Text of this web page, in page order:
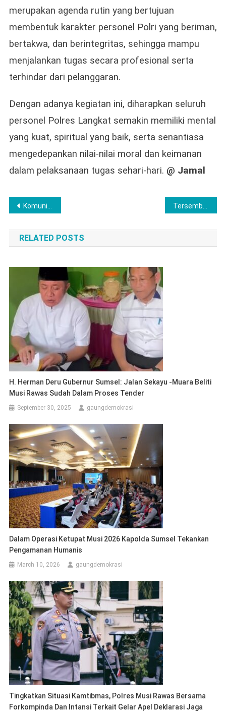
merupakan agenda rutin yang bertujuan
membentuk karakter personel Polri yang beriman,
bertakwa, dan berintegritas, sehingga mampu
menjalankan tugas secara profesional serta
terhindar dari pelanggaran.
Dengan adanya kegiatan ini, diharapkan seluruh
personel Polres Langkat semakin memiliki mental
yang kuat, spiritual yang baik, serta senantiasa
mengedepankan nilai-nilai moral dan keimanan
dalam pelaksanaan tugas sehari-hari. @ Jamal
Post
navigation
Komunitas Seni Petua Tengarah Meriahkan Jambore Budaya Langkat
RELATED POSTS
H. Herman Deru Gubernur Sumsel: Jalan Sekayu -Muara Beliti
Musi Rawas Sudah Dalam Proses Tender
September 30, 2025 gaungdemokrasi
Dalam Operasi Ketupat Musi 2026 Kapolda Sumsel Tekankan
Pengamanan Humanis
March 10, 2026 gaungdemokrasi
Tingkatkan Situasi Kamtibmas, Polres Musi Rawas Bersama
Forkompinda Dan Intansi Terkait Gelar Apel Deklarasi Jaga